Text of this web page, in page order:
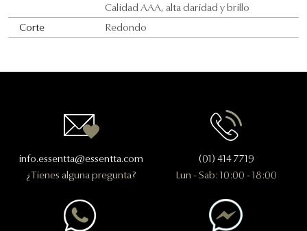
Calidad AAA, alta claridad y brillo
Corte
Redondo
info.essentta@essentta.com
¿Tienes alguna pregunta?
(01) 414 7719
Lun - Sab: 10:00 - 18:00